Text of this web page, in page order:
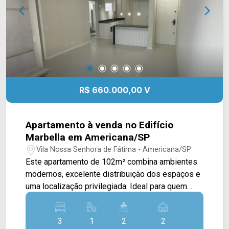
02 vagas de garagem, sendo 01 coberta.
Localizada no Jardim Nielsen Ville, em
Americana, a casa oferece fácil acesso aos
principais comércios, serviços e vias da cidade,
proporcionando mais praticidade para a rotina.
Entre em contato com a equipe da Arbix Imóveis
e agende sua visita. WhatsApp e telefone: (19)
R$ 660.000,00 V
Apartamento à venda no Edifício
Marbella em Americana/SP
Vila Nossa Senhora de Fátima - Americana/SP
Este apartamento de 102m² combina ambientes
modernos, excelente distribuição dos espaços e
uma localização privilegiada. Ideal para quem
busca conforto, praticidade e um imóvel pronto
para morar. A cozinha integrada às salas de estar
e jantar proporciona mais funcionalidade ao dia a
3 1 2 2